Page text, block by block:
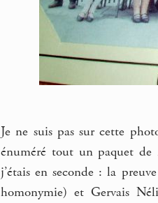
Je ne suis pas sur cette
énuméré tout un paquet de
j’étais en seconde : la
homonymie) et Gervais